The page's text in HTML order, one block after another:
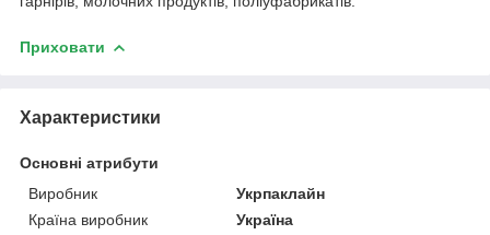
Приховати
Характеристики
Основні атрибути
Виробник
Укрпаклайн
Країна виробник
Україна